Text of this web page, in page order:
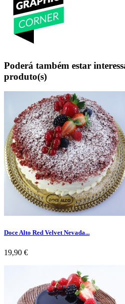
Poderá também estar
produto(s)
Doce Alto Red Velvet Nevada...
Preço
19,90 €